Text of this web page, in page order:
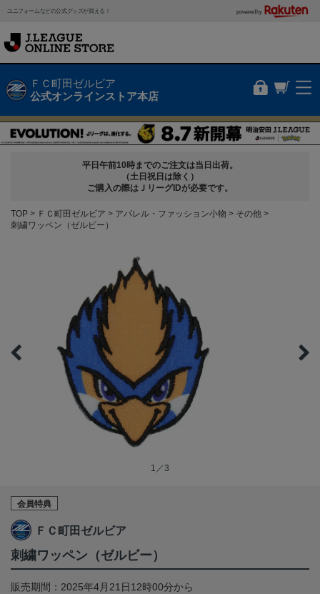
ユニフォームなどの公式グッズが買える！ powered by
ＦＣ町田ゼルビア
公式オンラインストア本店
平日午前10時までのご注文は当日出荷。
（土日祝日は除く）
ご購入の際はＪリーグIDが必要です。
TOP ＦＣ町田ゼルビア アパレル・ファッション小物
その他
刺繍ワッペン（ゼルビー）
1／3
会員特典
ＦＣ町田ゼルビア
刺繍ワッペン（ゼルビー）
販売期間：2025年4月21日12時00分から